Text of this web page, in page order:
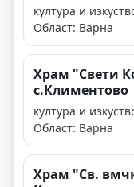
култура и
Област: Варна
Храм "Свети
с.Климентово
култура и
Област: Варна
Храм "Св.